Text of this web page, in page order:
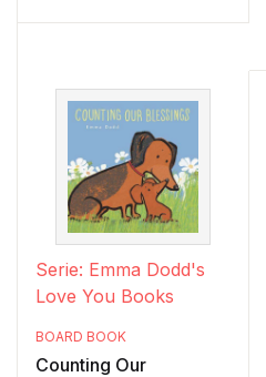
Serie: Emma Dodd's
Love You Books
BOARD BOOK
Counting Our